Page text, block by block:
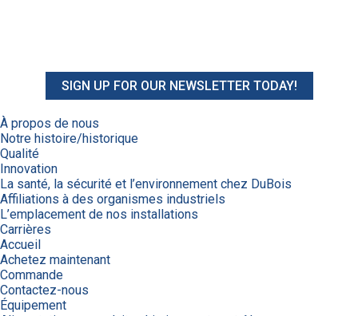
SIGN UP FOR OUR NEWSLETTER TODAY!
À propos de nous
Notre histoire/historique
Qualité
Innovation
La santé, la sécurité et l’environnement chez DuBois
Affiliations à des organismes industriels
L’emplacement de nos installations
Carrières
Accueil
Achetez maintenant
Commande
Contactez-nous
Équipement